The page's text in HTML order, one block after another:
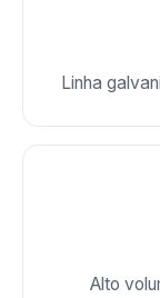
Linha
Alto